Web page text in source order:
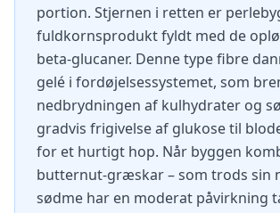
portion. Stjernen i retten er
fuldkornsprodukt fyldt med de
beta-glucaner. Denne type fibre
gelé i fordøjelsessystemet, som
nedbrydningen af kulhydrater og
gradvis frigivelse af glukose til
for et hurtigt hop. Når byggen
butternut-græskar – som trods sin
sødme har en moderat påvirkning